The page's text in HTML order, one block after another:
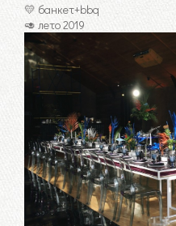
💛 банкет+bbq
🥑 лето 2019